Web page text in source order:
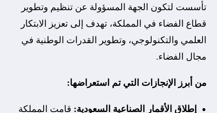
تأسست لتكون الجهة المسؤولة عن تنظيم وتطوير
قطاع الفضاء في المملكة، تهدف إلى تعزيز الابتكار
العلمي والتكنولوجي، وتطوير القدرات الوطنية في
مجال الفضاء.
من أبرز الإنجازات التي تم استعراضها:
إطلاق الأقمار الصناعية السعودية: قامت المملكة